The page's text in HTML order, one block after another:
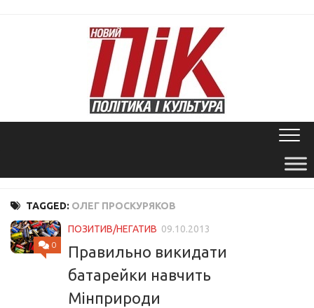
TAGGED: ОЛЕГ ПРОСКУРЯКОВ
0
ПОЗИТИВ/НЕГАТИВ 09.10.2013
Правильно викидати
батарейки навчить
Мінприроди